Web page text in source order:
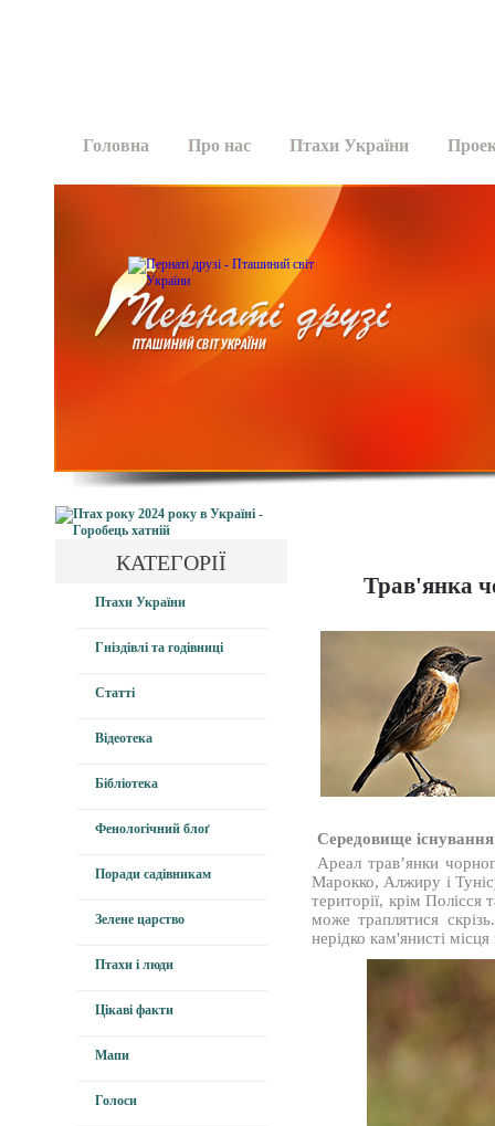
Головна Про нас Птахи України
КАТЕГОРІЇ
Птахи України
Гніздівлі та годівниці
Статті
Відеотека
Бібліотека
Фенологічний блоґ
Поради садівникам
Зелене царство
Птахи і люди
Цікаві факти
Мапи
Голоси
Трав'янка
Середовище існування
Ареал трав’янки
Марокко, Алжиру і
території, крім Полісся
може траплятися
нерідко кам'янисті